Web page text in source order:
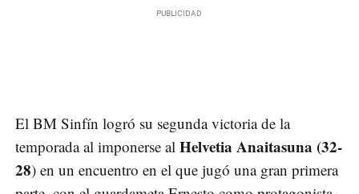
El BM Sinfín logró su segunda victoria de la
temporada al imponerse al Helvetia Anaitasuna (32-
28) en un encuentro en el que jugó una gran primera